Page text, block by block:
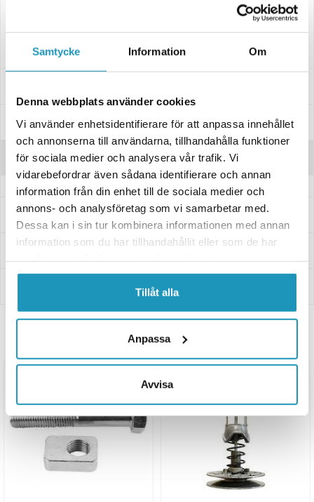
Samtycke Information Om
Denna webbplats använder cookies
Vi använder enhetsidentifierare för att anpassa innehållet
och annonserna till användarna, tillhandahålla funktioner
för sociala medier och analysera vår trafik. Vi
vidarebefordrar även sådana identifierare och annan
information från din enhet till de sociala medier och
annons- och analysföretag som vi samarbetar med.
Dessa kan i sin tur kombinera informationen med annan
information som du har tillhandahållit eller som de har
Tillåt alla
Anpassa
Avvisa
tillhandahåller detta verktyg en pålitlig lösning för exakta
Specifikationer
Recensioner
Frågor och svar
Relaterade produkter